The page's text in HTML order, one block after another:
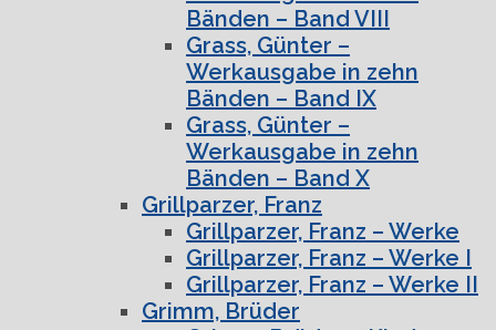
Bänden – Band VIII
Grass, Günter –
Werkausgabe in zehn
Bänden – Band IX
Grass, Günter –
Werkausgabe in zehn
Bänden – Band X
Grillparzer, Franz
Grillparzer, Franz – Werke
Grillparzer, Franz – Werke I
Grillparzer, Franz – Werke II
Grimm, Brüder